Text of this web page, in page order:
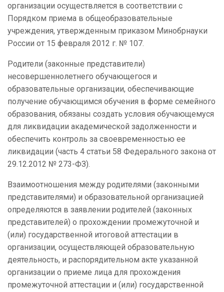
организации осуществляется в соответствии с
Порядком приема в общеобразовательные
учреждения, утвержденным приказом Минобрнауки
России от 15 февраля 2012 г. № 107.
Родители (законные представители)
несовершеннолетнего обучающегося и
образовательные организации, обеспечивающие
получение обучающимся обучения в форме семейного
образования, обязаны создать условия обучающемуся
для ликвидации академической задолженности и
обеспечить контроль за своевременностью ее
ликвидации (часть 4 статьи 58 Федерального закона от
29.12.2012 № 273-ФЗ).
Взаимоотношения между родителями (законными
представителями) и образовательной организацией
определяются в заявлении родителей (законных
представителей) о прохождении промежуточной и
(или) государственной итоговой аттестации в
организации, осуществляющей образовательную
деятельность, и распорядительном акте указанной
организации о приеме лица для прохождения
промежуточной аттестации и (или) государственной